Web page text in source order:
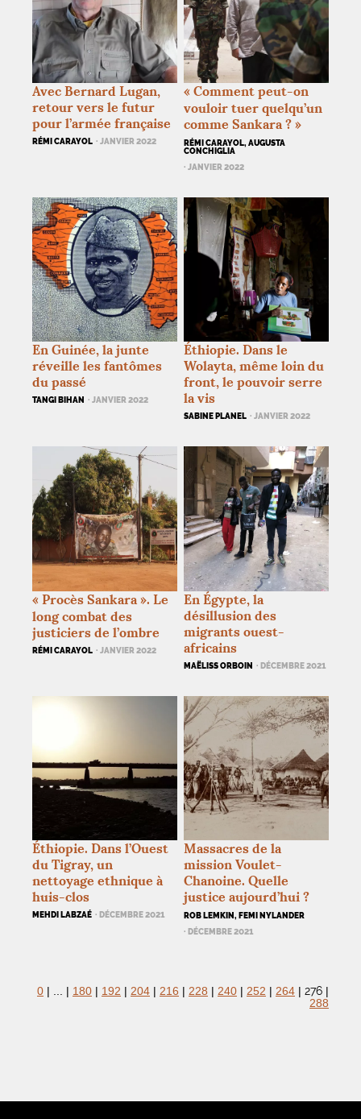
Avec Bernard Lugan,
retour vers le futur
pour l’armée française
RÉMI CARAYOL · JANVIER 2022
« Comment peut-on
vouloir tuer quelqu’un
comme Sankara ? »
RÉMI CARAYOL, AUGUSTA
CONCHIGLIA
· JANVIER 2022
En Guinée, la junte
réveille les fantômes
du passé
TANGI BIHAN · JANVIER 2022
Éthiopie. Dans le
Wolayta, même loin du
front, le pouvoir serre
la vis
SABINE PLANEL · JANVIER 2022
« Procès Sankara ». Le
long combat des
justiciers de l’ombre
RÉMI CARAYOL · JANVIER 2022
En Égypte, la
désillusion des
migrants ouest-
africains
MAËLISS ORBOIN · DÉCEMBRE 2021
Éthiopie. Dans l’Ouest
du Tigray, un
nettoyage ethnique à
huis-clos
MEHDI LABZAÉ · DÉCEMBRE 2021
Massacres de la
mission Voulet-
Chanoine. Quelle
justice aujourd’hui ?
ROB LEMKIN, FEMI NYLANDER
· DÉCEMBRE 2021
0 | | 180 | 192 | 204 | 216 | 228 | 240 | 252 | 264 | 276 |
288